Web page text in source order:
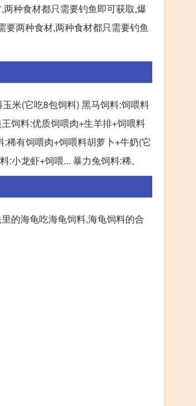
种食材都只需要钓鱼即可获取,爆
两种食材,两种食材都只需要钓鱼
米(它吃8包饲料) 黑马饲料:饲喂料
饲料:优质饲喂肉+生羊排+饲喂料
稀有饲喂肉+饲喂料胡萝卜+牛奶(它
小龙虾+饲喂... 暴力兔饲料:稀。
的海龟吃海龟饲料,海龟饲料的合